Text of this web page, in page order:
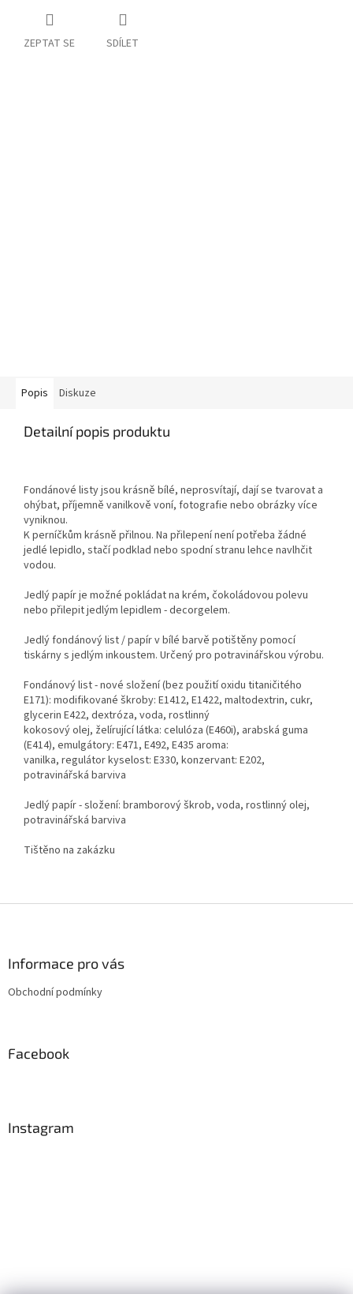
ZEPTAT SE SDÍLET
Popis Diskuze
Detailní popis produktu
Fondánové listy jsou krásně bílé, neprosvítají, dají se tvarovat a
ohýbat, příjemně vanilkově voní, fotografie nebo obrázky více
vyniknou.
K perníčkům krásně přilnou. Na přilepení není potřeba žádné
jedlé lepidlo, stačí podklad nebo spodní stranu lehce navlhčit
vodou.
Jedlý papír je možné pokládat na krém, čokoládovou polevu
nebo přilepit jedlým lepidlem - decorgelem.
Jedlý fondánový list / papír v bílé barvě potištěny pomocí
tiskárny s jedlým inkoustem. Určený pro potravinářskou výrobu.
Fondánový list - nové složení (bez použití oxidu titaničitého
E171): modifikované škroby: E1412, E1422, maltodextrin, cukr,
glycerin E422, dextróza, voda, rostlinný
kokosový olej, želírující látka: celulóza (E460i), arabská guma
(E414), emulgátory: E471, E492, E435 aroma:
vanilka, regulátor kyselost: E330, konzervant: E202,
potravinářská barviva
Jedlý papír - složení: bramborový škrob, voda, rostlinný olej,
potravinářská barviva
Tištěno na zakázku
Informace pro vás
Obchodní podmínky
Facebook
Instagram